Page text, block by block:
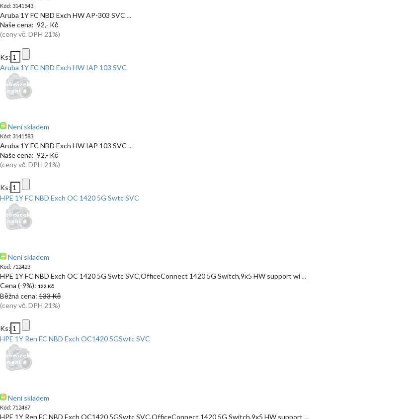
Kód: 3141543
Aruba 1Y FC NBD Exch HW AP-303 SVC ...
Naše cena: 92,- Kč
(ceny vč. DPH 21%)
Ks:
Aruba 1Y FC NBD Exch HW IAP 103 SVC
Není skladem
Kód: 3141583
Aruba 1Y FC NBD Exch HW IAP 103 SVC ...
Naše cena: 92,- Kč
(ceny vč. DPH 21%)
Ks:
HPE 1Y FC NBD Exch OC 1420 5G Swtc SVC
Není skladem
Kód: 712423
HPE 1Y FC NBD Exch OC 1420 5G Swtc SVC,OfficeConnect 1420 5G Switch,9x5 HW support wi...
Cena (-9%): 122 Kč
Běžná cena: 133 Kč
(ceny vč. DPH 21%)
Ks:
HPE 1Y Ren FC NBD Exch OC1420 5GSwtc SVC
Není skladem
Kód: 712467
HPE 1Y Ren FC NBD Exch OC1420 5GSwtc SVC,OfficeConnect 1420 5G Switch,9x5 HW support ...